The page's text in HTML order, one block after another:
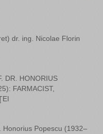
dr. ing. Nicolae Florin
DR. HONORIUS
FARMACIST,
Honorius Popescu (1932–